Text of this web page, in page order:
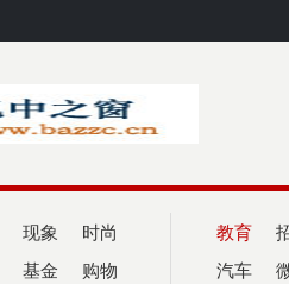
现象 时尚
基金 购物
教育
汽车